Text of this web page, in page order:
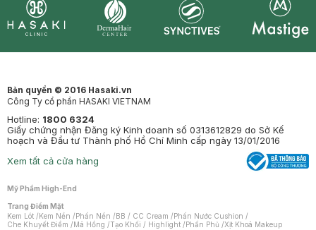
Bản quyền © 2016 Hasaki.vn
Công Ty cổ phần HASAKI VIETNAM
Hotline: 1800 6324
Giấy chứng nhận Đăng ký Kinh doanh số 0313612829 do Sở Kế
hoạch và Đầu tư Thành phố Hồ Chí Minh cấp ngày 13/01/2016
Xem tất cả cửa hàng
Mỹ Phẩm High-End
Trang Điểm Mặt
Kem Lót /Kem Nền /Phấn Nền /BB / CC Cream /Phấn Nước Cushion /
Che Khuyết Điểm /Má Hồng /Tạo Khối / Highlight /Phấn Phủ /Xịt Khoá Makeup